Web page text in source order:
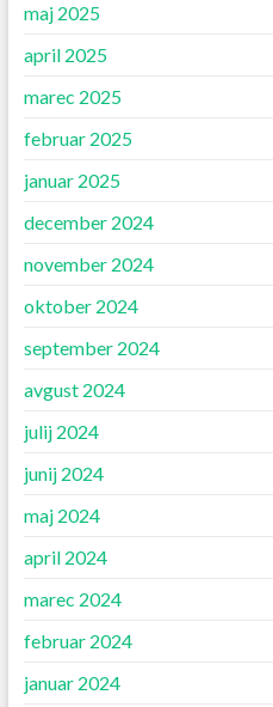
maj 2025
april 2025
marec 2025
februar 2025
januar 2025
december 2024
november 2024
oktober 2024
september 2024
avgust 2024
julij 2024
junij 2024
maj 2024
april 2024
marec 2024
februar 2024
januar 2024